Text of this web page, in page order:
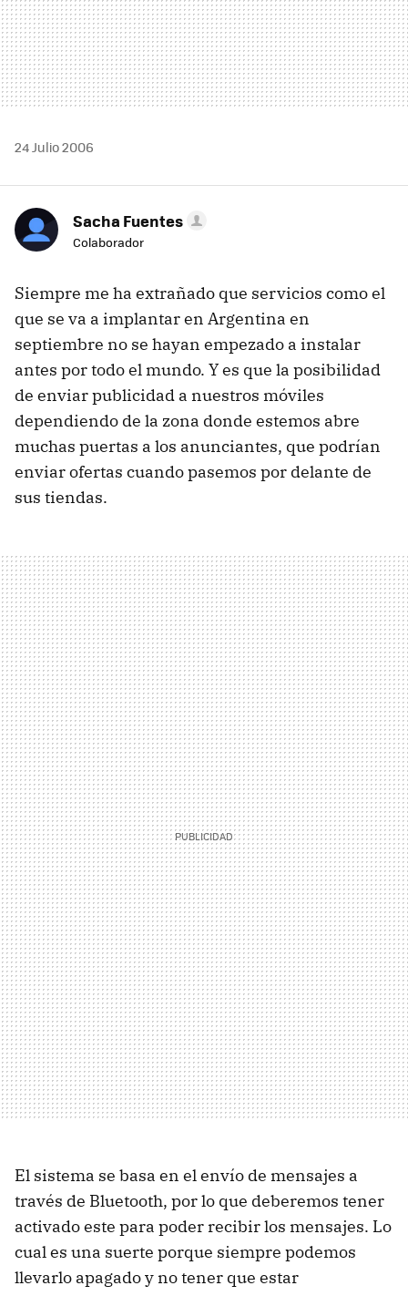
24 Julio 2006
Sacha Fuentes
Colaborador
Siempre me ha extrañado que servicios como el
que se va a implantar en Argentina en
septiembre no se hayan empezado a instalar
antes por todo el mundo. Y es que la posibilidad
de enviar publicidad a nuestros móviles
dependiendo de la zona donde estemos abre
muchas puertas a los anunciantes, que podrían
enviar ofertas cuando pasemos por delante de
sus tiendas.
El sistema se basa en el envío de mensajes a
través de Bluetooth, por lo que deberemos tener
activado este para poder recibir los mensajes. Lo
cual es una suerte porque siempre podemos
llevarlo apagado y no tener que estar